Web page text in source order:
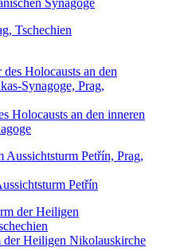
Holocausts an den inneren
Petřín
Heiligen Nikolauskirche